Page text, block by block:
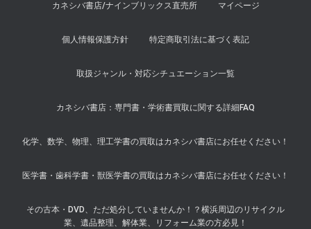
カネシバ書店/ナインブリックス直売所 マイページ
個人情報保護方針 特定商取引法に基づく表記
取扱ジャンル・対応シチュエーション一覧
カネシバ書店：専門書・学術書買取に関する詳細FAQ
化学、数学、物理、理工学書の買取はカネシバ書店にお任せください！
医学書・歯科学書・獣医学書の買取はカネシバ書店にお任せください！
その古本・DVD、ただ処分していませんか！？横浜周辺のリサイクル
業、遺品整理、解体業、リフォーム業の方必見！